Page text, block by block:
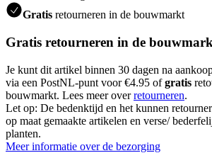
Gratis retourneren in de bouwmarkt
Gratis retourneren in de
Je kunt dit artikel binnen 30 dagen na
via een PostNL-punt voor €4.95 ofgratis
bouwmarkt. Lees meer overretourneren.
Let op: De bedenktijd en het kunnen
op maat gemaakte artikelen en verse/
planten.
Meer informatie over de bezorging